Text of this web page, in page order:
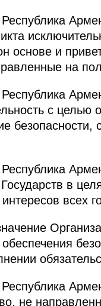
основе и
на
с целью
безопасности,
в
всех
не